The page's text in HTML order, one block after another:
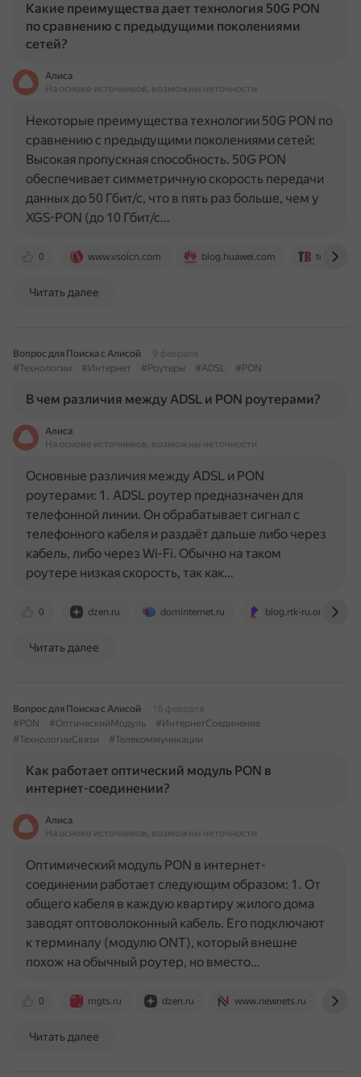
Какие преимущества дает технология 50G PON
по сравнению с предыдущими поколениями
сетей?
Алиса
На основе источников, возможны неточности
0 www.vsolcn.com blog.huawei.com
Некоторые преимущества технологии 50G PON по
сравнению с предыдущими поколениями сетей:
Высокая пропускная способность. 50G PON
обеспечивает симметричную скорость передачи
данных до 50 Гбит/с, что в пять раз больше, чем у
XGS-PON (до 10 Гбит/с…
Читать далее
Вопрос для Поиска с Алисой
9 февраля
#Технологии
#Интернет #Роутеры #ADSL #PON
В чем различия между ADSL и PON роутерами?
Алиса
На основе источников, возможны неточности
0 dzen.ru dominternet.ru blog.rtk-ru.online
Основные различия между ADSL и PON
роутерами: 1. ADSL роутер предназначен для
телефонной линии. Он обрабатывает сигнал с
телефонного кабеля и раздаёт дальше либо через
кабель, либо через Wi-Fi. Обычно на таком
роутере низкая скорость, так как…
Читать далее
Вопрос для Поиска с Алисой
16 февраля
#PON
#ОптическийМодуль
#ИнтернетСоединение
#ТехнологииСвязи
#Телекоммуникации
Как работает оптический модуль PON в
интернет-соединении?
Алиса
На основе источников, возможны неточности
0 mgts.ru dzen.ru www.newnets.ru
Оптимический модуль PON в интернет-
соединении работает следующим образом: 1. От
общего кабеля в каждую квартиру жилого дома
заводят оптоволоконный кабель. Его подключают
к терминалу (модулю ONT), который внешне
похож на обычный роутер, но вместо…
Читать далее